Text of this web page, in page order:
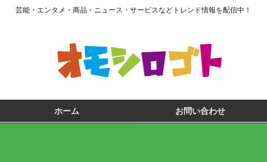
芸能・エンタメ・商品・ニュース・サービスなどトレンド情報を配信中！
ホーム お問い合わせ